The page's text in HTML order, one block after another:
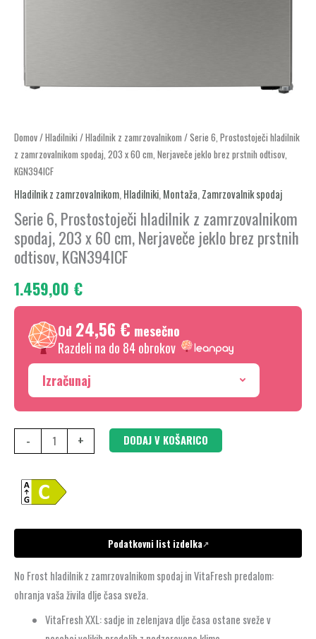
Domov/Hladilniki /Hladilnik z zamrzovalnikom / Serie 6, Prostostoječi hladilnik
z zamrzovalnikom spodaj, 203 x 60 cm, Nerjaveče jeklo brez prstnih odtisov,
KGN394ICF
Hladilnik z zamrzovalnikom, Hladilniki, Montaža, Zamrzovalnik spodaj
Serie 6, Prostostoječi hladilnik z zamrzovalnikom
spodaj, 203 x 60 cm, Nerjaveče jeklo brez prstnih
odtisov, KGN394ICF
1.459,00 €
Od 24,56 € mesečno
Razdeli na do 84 obrokov
Izračunaj
-
Serie
6,
Prostostoječi
hladilnik
z
zamrzovalnikom
spodaj,
x
60
Nerjaveče
jeklo
prstnih
KGN394ICF
+ DODAJ V KOŠARICO
Podatkovni list izdelka↗
No Frost hladilnik z zamrzovalnikom spodaj in VitaFresh predalom:
ohranja vaša živila dlje časa sveža.
VitaFresh XXL: sadje in zelenjava dlje časa ostane sveže v